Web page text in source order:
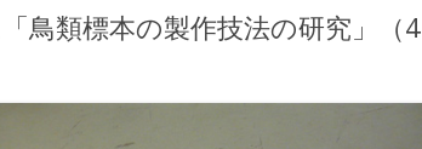
ス
キ
日の鳥研 お客様
賛助会員の集い
鳥類標本の製作技法の研究」（4